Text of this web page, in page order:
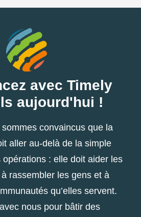
avec Timely
aujourd'hui !
convaincus que la
aller au-delà de la simple
: elle doit aider les
rassembler les gens et à
qu’elles servent.
nous pour bâtir des